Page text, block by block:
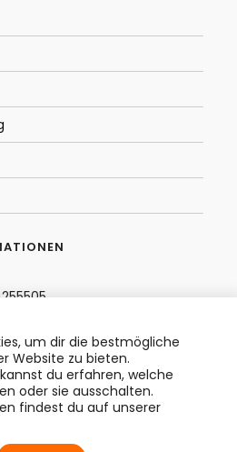
um dir die bestmögliche
Website zu bieten.
kannst du erfahren, welche
oder sie ausschalten.
findest du auf unserer